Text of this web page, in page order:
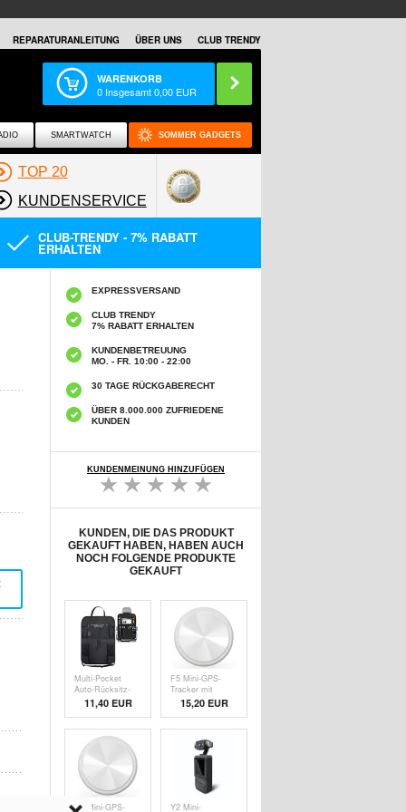
REPARATURANLEITUNG ÜBER UNS CLUB TRENDY
WARENKORB
0 Insgesamt0,00 EUR
SMARTWATCH SOMMER GADGETS
TOP 20
KUNDENSERVICE
CLUB-TRENDY - 7% RABATT
ERHALTEN
EXPRESSVERSAND
CLUB TRENDY
7% RABATT ERHALTEN
KUNDENBETREUUNG
MO. - FR. 10:00 - 22:00
30 TAGE RÜCKGABERECHT
ÜBER 8.000.000 ZUFRIEDENE
KUNDEN
KUNDENMEINUNG HINZUFÜGEN
KUNDEN, DIE DAS PRODUKT
GEKAUFT HABEN, HABEN AUCH
NOCH FOLGENDE PRODUKTE
GEKAUFT
Multi-Pocket
Auto-Rücksitz-
Organizer mit
Tablet-Halterung
- Schwarz
11,40 EUR
F5 Mini-GPS-
Tracker mit
Silikonhülle -
Weiß
15,20EUR
F5 Mini-GPS-
Y2 Mini-